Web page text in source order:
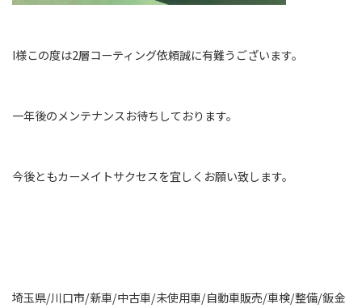
I様この度は2層コーティング依頼誠に有難うございます。
一年後のメンテナンスお待ちしております。
今後ともカーメイトサクセスを宜しくお願い致します。
埼玉県/川口市/新車/中古車/未使用車/自動車販売/車検/整備/鈑金